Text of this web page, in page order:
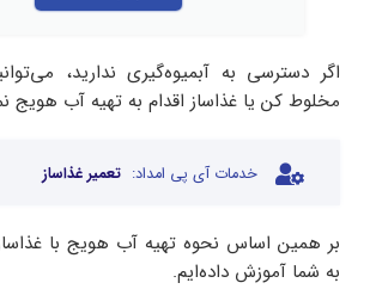
اگر دسترسی به آبمیوه‌گیری ندارید،
مخلوط کن یا غذاساز اقدام به تهیه آب هویج
خدمات آی پی امداد: تعمیر غذاساز
بر همین اساس نحوه تهیه آب هویج با
به شما آموزش داده‌ایم.